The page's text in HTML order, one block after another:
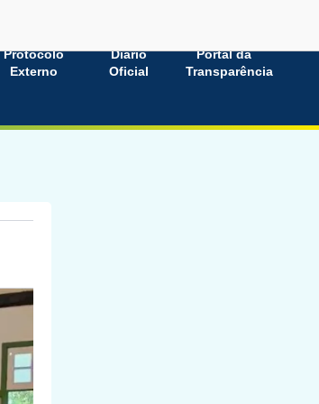
Protocolo
Externo
Diário
Oficial
Portal da
Transparência